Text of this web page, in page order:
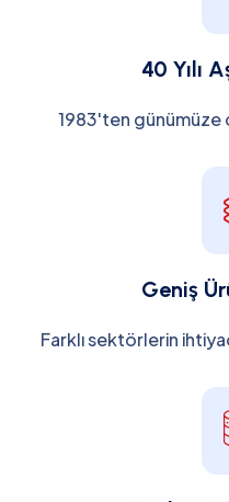
40 Yılı
1983'ten günümüze
Geniş
Farklı sektörlerin